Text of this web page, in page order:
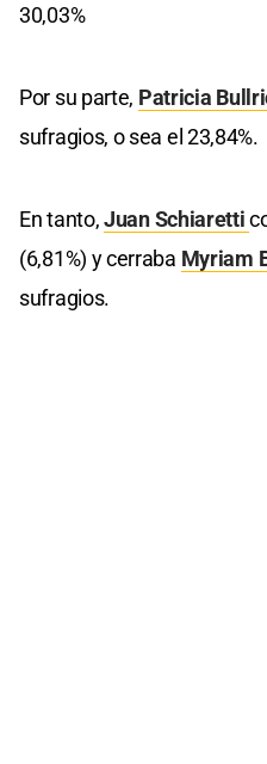
30,03%
Por su parte, Patricia
sufragios, o sea el 23,84%.
En tanto,Juan Schiaretti
(6,81%) y cerraba Myriam
sufragios.